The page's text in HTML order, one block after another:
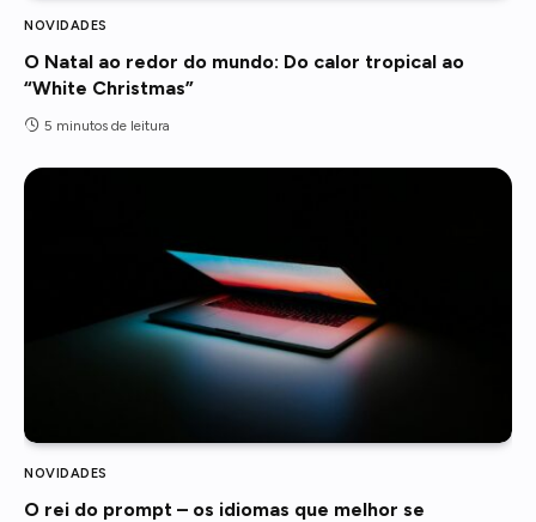
NOVIDADES
O Natal ao redor do mundo: Do calor tropical ao
“White Christmas”
5 minutos de leitura
NOVIDADES
O rei do prompt – os idiomas que melhor se